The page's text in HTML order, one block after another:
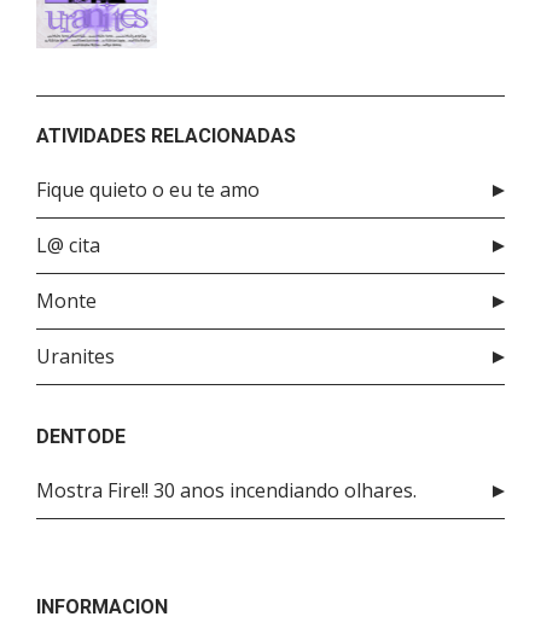
ATIVIDADES RELACIONADAS
Fique quieto o eu te amo
L@ cita
Monte
Uranites
DENTODE
Mostra Fire!! 30 anos incendiando olhares.
INFORMACION